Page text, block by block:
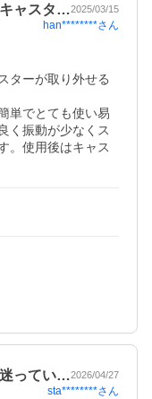
ャスタ…2025/03/15
han********さん
ターが取り外せる
単でとても使い易
く振動が少なくス
。使用後はキャス
ってい…2026/04/27
sta********さん